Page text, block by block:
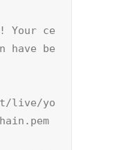
Your ce
have be
live/yo